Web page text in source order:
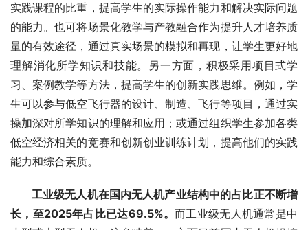
实践课程的比重，提高学生的实际操作能力和解决实际问题
的能力。也可将场景化教学与产教融合作为提升人才培养质
量的有效途径，通过真实场景的模拟和再现，让学生更好地
理解消化所学知识和技能。另一方面，积极采用项目式学
习、案例教学等方法，提高学生的创新实践思维。例如，学
生可以参与低空飞行器的设计、制造、飞行等项目，通过实
操加深对所学知识的理解和应用；或通过组织学生参加各类
低空经济相关的竞赛和创新创业训练计划，提高他们的实践
能力和综合素质。
工业级无人机在国内无人机产业结构中的占比正不断增
长，至2025年占比已达69.5%。而工业级无人机通常是中